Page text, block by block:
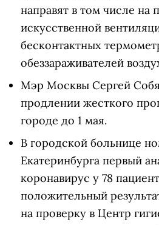
направят в том числе на
искусственной
бесконтактных
обеззараживателей
Мэр Москвы Сергей
продлении жесткого
городе до 1 мая.
В городской больнице
Екатеринбурга первый
коронавирус у 78
положительный
на проверку в Центр